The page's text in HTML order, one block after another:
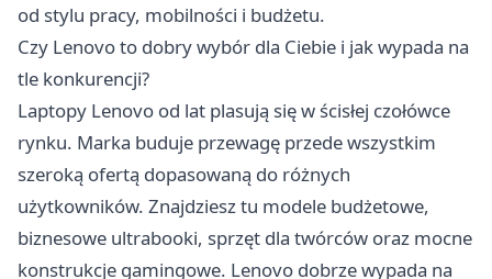
od stylu pracy, mobilności i budżetu.
Czy Lenovo to dobry wybór dla Ciebie i jak wypada na
tle konkurencji?
Laptopy Lenovo od lat plasują się w ścisłej czołówce
rynku. Marka buduje przewagę przede wszystkim
szeroką ofertą dopasowaną do różnych
użytkowników. Znajdziesz tu modele budżetowe,
biznesowe ultrabooki, sprzęt dla twórców oraz mocne
konstrukcje gamingowe. Lenovo dobrze wypada na